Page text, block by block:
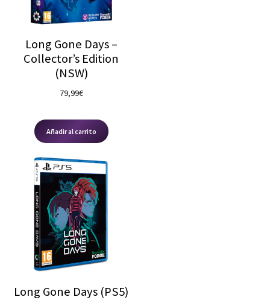
Long Gone Days –
Collector’s Edition
(NSW)
79,99€
Añadir al carrito
Long Gone Days (PS5)